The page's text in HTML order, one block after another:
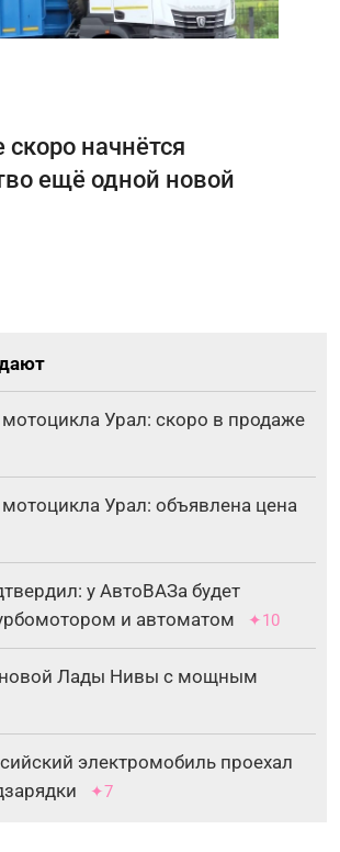
начнётся
ещё одной новой
Урал: скоро в продаже
Урал: объявлена цена
у АвтоВАЗа будет
и автоматом
✦10
новой Лады Нивы с мощным
электромобиль проехал
✦7